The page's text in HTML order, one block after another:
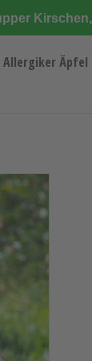
Allergiker Äpfel